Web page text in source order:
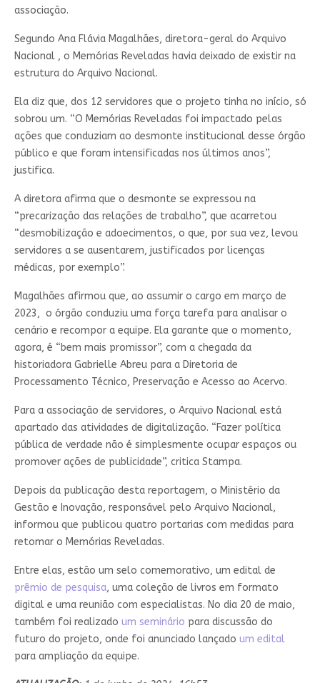
associação.
Segundo Ana Flávia Magalhães, diretora-geral do Arquivo
Nacional , o Memórias Reveladas havia deixado de existir na
estrutura do Arquivo Nacional.
Ela diz que, dos 12 servidores que o projeto tinha no início, só
sobrou um. “O Memórias Reveladas foi impactado pelas
ações que conduziam ao desmonte institucional desse órgão
público e que foram intensificadas nos últimos anos”,
justifica.
A diretora afirma que o desmonte se expressou na
“precarização das relações de trabalho”, que acarretou
“desmobilização e adoecimentos, o que, por sua vez, levou
servidores a se ausentarem, justificados por licenças
médicas, por exemplo”.
Magalhães afirmou que, ao assumir o cargo em março de
2023, o órgão conduziu uma força tarefa para analisar o
cenário e recompor a equipe. Ela garante que o momento,
agora, é “bem mais promissor”, com a chegada da
historiadora Gabrielle Abreu para a Diretoria de
Processamento Técnico, Preservação e Acesso ao Acervo.
Para a associação de servidores, o Arquivo Nacional está
apartado das atividades de digitalização. “Fazer política
pública de verdade não é simplesmente ocupar espaços ou
promover ações de publicidade”, critica Stampa.
Depois da publicação desta reportagem, o Ministério da
Gestão e Inovação, responsável pelo Arquivo Nacional,
informou que publicou quatro portarias com medidas para
retomar o Memórias Reveladas.
Entre elas, estão um selo comemorativo, um edital de
prêmio de pesquisa, uma coleção de livros em formato
digital e uma reunião com especialistas. No dia 20 de maio,
também foi realizado um seminário para discussão do
futuro do projeto, onde foi anunciado lançado um edital
para ampliação da equipe.